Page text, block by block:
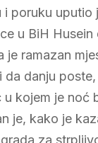
i poruku uputio
u BiH
je ramazan
da danju
kojem je noć
je, kako je
za